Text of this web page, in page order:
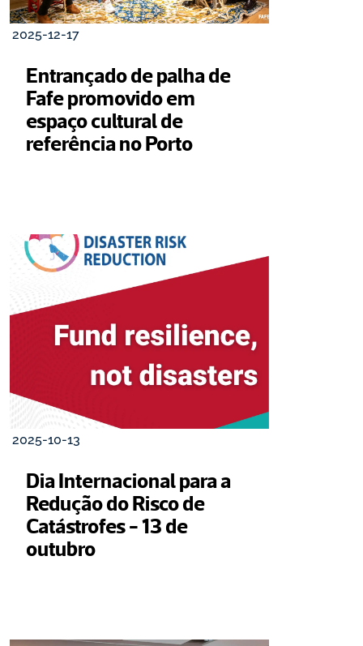
2025-12-17
Entrançado de palha de
Fafe promovido em
espaço cultural de
referência no Porto
2025-10-13
Dia Internacional para a
Redução do Risco de
Catástrofes - 13 de
outubro